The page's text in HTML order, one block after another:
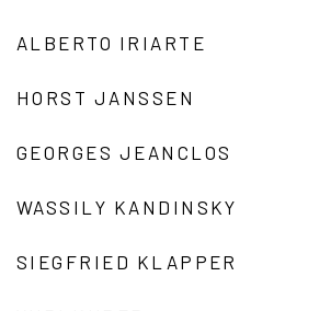
ALBERTO IRIARTE
HORST JANSSEN
GEORGES JEANCLOS
WASSILY KANDINSKY
SIEGFRIED KLAPPER